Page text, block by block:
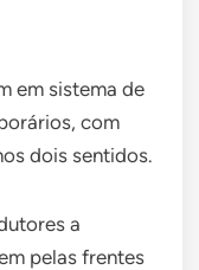
em sistema de
com
dois sentidos.
a
pelas frentes